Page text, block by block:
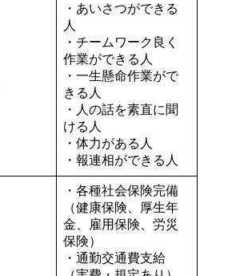
・あいさつができる
人
・チームワーク良く
作業ができる人
・一生懸命作業がで
きる人
・人の話を素直に聞
ける人
・体力がある人
・報連相ができる人
・各種社会保険完備
（健康保険、厚生年
金、雇用保険、労災
保険）
・通勤交通費支給